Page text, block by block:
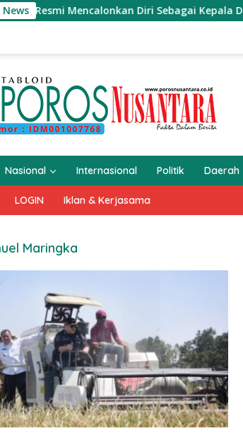
Diri Sebagai Kepala Desa Setialaksana
Nasional Internasional Politik Daerah
LOGIN Iklan & Kerjasama
Maringka